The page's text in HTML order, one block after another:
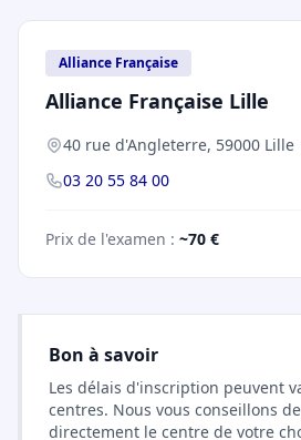
Alliance Française
Alliance Française Lille
40 rue d'Angleterre, 59000 Lille
03 20 55 84 00
Prix de l'examen : ~70 €
Bon à savoir
Les délais d'inscription peuvent
centres. Nous vous conseillons
directement le centre de votre